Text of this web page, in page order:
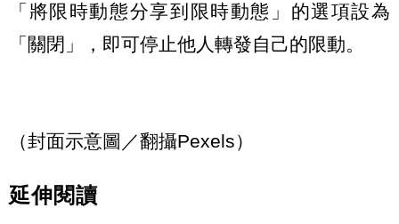
「將限時動態分享到限時動態」的選項設為
「關閉」，即可停止他人轉發自己的限動。
（封面示意圖／翻攝Pexels）
延伸閱讀